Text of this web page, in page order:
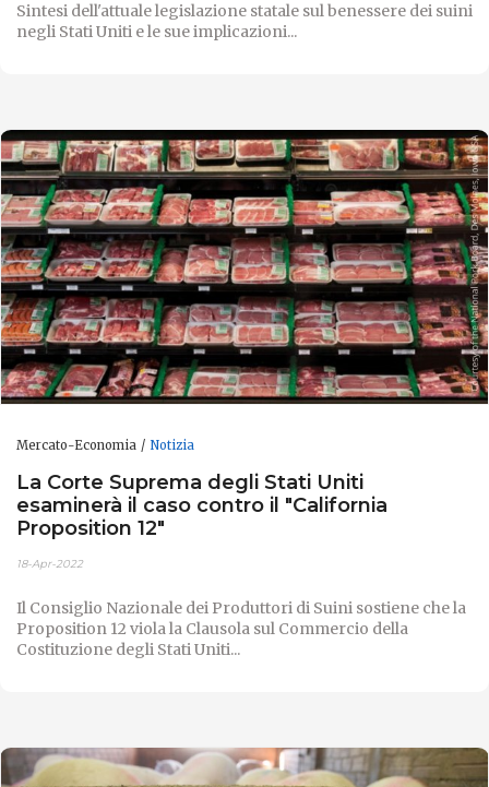
Sintesi dell'attuale legislazione statale sul benessere dei suini
negli Stati Uniti e le sue implicazioni...
Mercato-Economia Notizia
La Corte Suprema degli Stati Uniti
esaminerà il caso contro il "California
Proposition 12"
18-Apr-2022
Il Consiglio Nazionale dei Produttori di Suini sostiene che la
Proposition 12 viola la Clausola sul Commercio della
Costituzione degli Stati Uniti...